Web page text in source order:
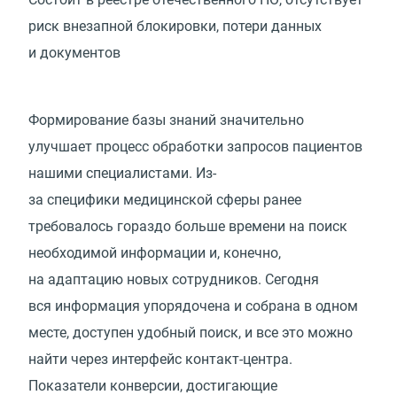
риск внезапной блокировки, потери данных
и документов
Формирование базы знаний значительно
улучшает процесс обработки запросов пациентов
нашими специалистами. Из-
за специфики медицинской сферы ранее
требовалось гораздо больше времени на поиск
необходимой информации и, конечно,
на адаптацию новых сотрудников. Сегодня
вся информация упорядочена и собрана в одном
месте, доступен удобный поиск, и все это можно
найти через интерфейс контакт-центра.
Показатели конверсии, достигающие